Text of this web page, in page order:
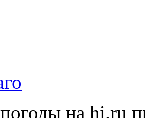
на hi.ru